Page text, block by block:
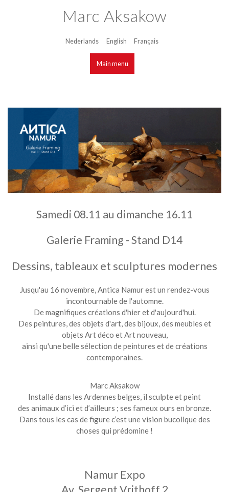
contenu
Marc Aksakow
Nederlands English Français
Main menu
Samedi 08.11 au dimanche 16.11
Galerie Framing - Stand D14
Dessins, tableaux et sculptures modernes
Jusqu'au 16 novembre, Antica Namur est un rendez-vous
incontournable de l'automne.
De magnifiques créations d'hier et d'aujourd'hui.
Des peintures, des objets d'art, des bijoux, des meubles et
objets Art déco et Art nouveau,
ainsi qu'une belle sélection de peintures et de créations
contemporaines.
Marc Aksakow
Installé dans les Ardennes belges, il sculpte et peint
des animaux d’ici et d’ailleurs ; ses fameux ours en bronze.
Dans tous les cas de figure c’est une vision bucolique des
choses qui prédomine !
Namur Expo